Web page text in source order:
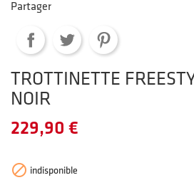
Partager
TROTTINETTE
NOIR
229,90 €
 indisponible